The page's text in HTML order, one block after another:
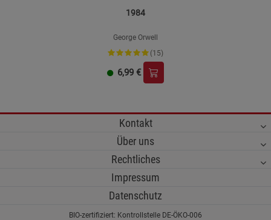
1984
George Orwell
(15)
6,99 €
Kontakt
Über uns
Rechtliches
Impressum
Datenschutz
BIO-zertifiziert: Kontrollstelle DE-ÖKO-006